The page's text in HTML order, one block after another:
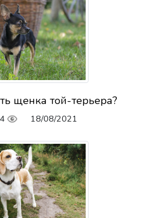
щенка той-терьера?
18/08/2021